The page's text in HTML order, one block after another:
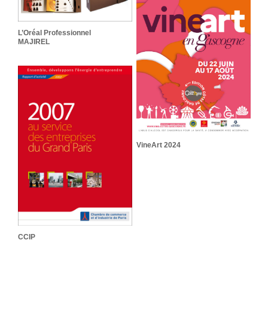
L’Oréal Professionnel
MAJIREL
VineArt 2024
VineArt 2024
CCIP
CCIP